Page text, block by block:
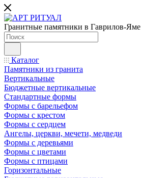
Гранитные памятники в Гаврилов-Яме
Каталог
Памятники из гранита
Вертикальные
Бюджетные вертикальные
Стандартные формы
Формы с барельефом
Формы с крестом
Формы с сердцем
Ангелы, церкви, мечети, медведи
Формы с деревьями
Формы с цветами
Формы с птицами
Горизонтальные